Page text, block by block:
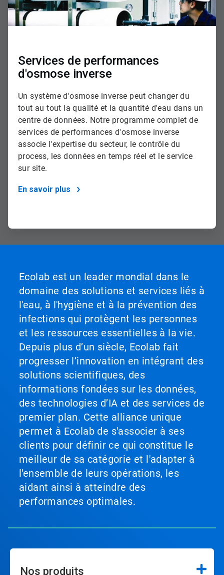
Services de performances
d'osmose inverse
Un système d'osmose inverse peut changer du
tout au tout la qualité et la quantité d'eau dans un
centre de données. Notre programme complet de
services de performances d'osmose inverse
associe l'expertise du secteur, le contrôle du
process, les données en temps réel et le service
sur site.
En savoir plus
Ecolab est un leader mondial dans le
domaine des solutions et services liés à
l'eau, à l'hygiène et à la prévention des
infections qui protègent les personnes
et les ressources essentielles à la vie.
Depuis plus d’un siècle, Ecolab fait
progresser l’innovation en intégrant des
solutions scientifiques, des
informations fondées sur les données,
des technologies d’IA et des services de
premier plan. Cette alliance unique
permet à Ecolab de s'associer à ses
clients pour définir ce qui constitue le
meilleur de sa catégorie et l'adapter à
l'ensemble de leurs opérations, les
aidant ainsi à atteindre des
performances optimales.
Nos produits